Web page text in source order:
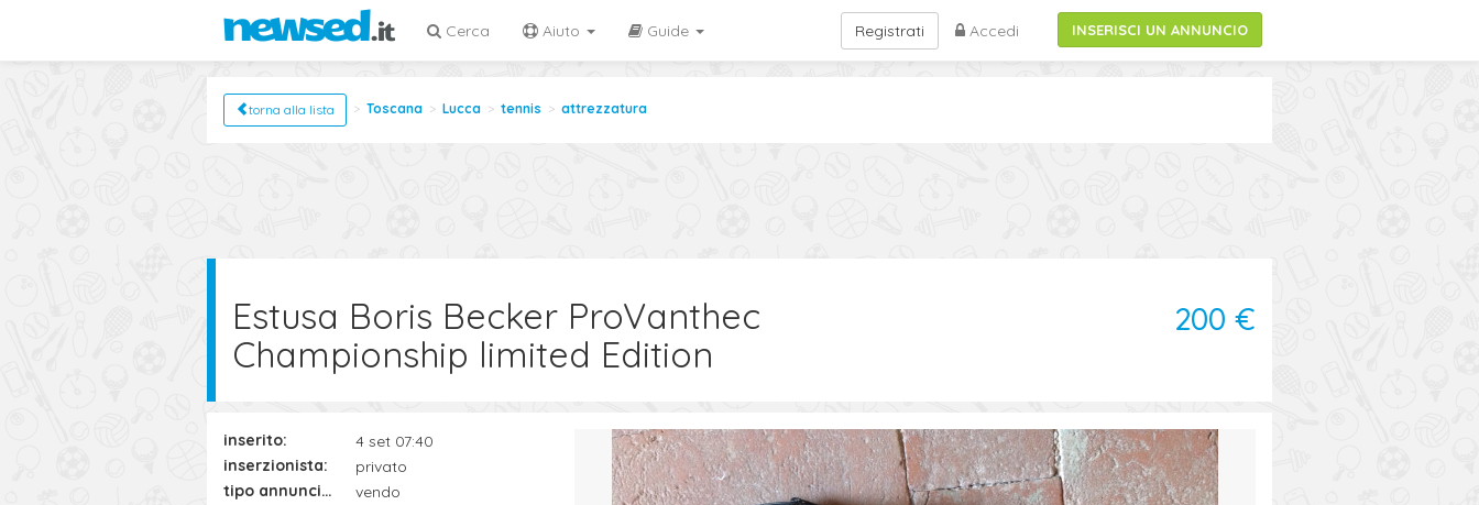
INSERISCI UN ANNUNCIO
Cerca Aiuto Guide Accedi
Registrati
torna alla lista Toscana Lucca tennis attrezzatura
Estusa Boris Becker ProVanthec
Championship limited Edition
200 €
inserito:
4 set 07:40
inserzionista:
privato
tipo annuncio:
vendo